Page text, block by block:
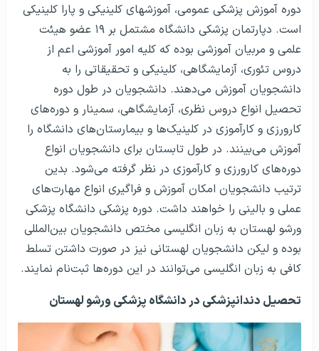
دوره آموزش پزشکی عمومی، آموزشهای کلینیکی و پارا کلینیکی
است. دپارتمان پزشکی دانشگاه مشتمل بر ۱۹ عضو هیئت
علمی و مربیان آموزشی بوده که کلیه امور آموزشی اعم از
دروس تئوری، آزمایشگاهی، کلینیکی و تحقیقاتی را به
دانشجویان آموزش می‌دهند. دانشجویان در طول دوره
تحصیل انواع دروس نظری، آزمایشگاهی، سمینار و دوره‌های
کارورزی و کارآموزی در کلینیک‌ها و بیمارستان‌های دانشگاه را
آموزش می‌بینند. در طول تابستان برای دانشجویان انواع
دوره‌های کارورزی و کارآموزی در نظر گرفته می‌شود. بدین
ترتیب دانشجویان امکان آموزش و فراگیری انواع مهارت‌های
عملی و بالینی را خواهند داشت. دوره پزشکی دانشگاه پزشکی
ورشو لهستان به زبان انگلیسی مختص دانشجویان بین‌المللی
بوده و لیکن دانشجویان لهستانی نیز در صورت داشتن تسلط
کافی به زبان انگلیسی می‌توانند در این دوره‌ها ثبت‌نام نمایند.
تحصیل دندانپزشکی در دانشگاه پزشکی ورشو لهستان